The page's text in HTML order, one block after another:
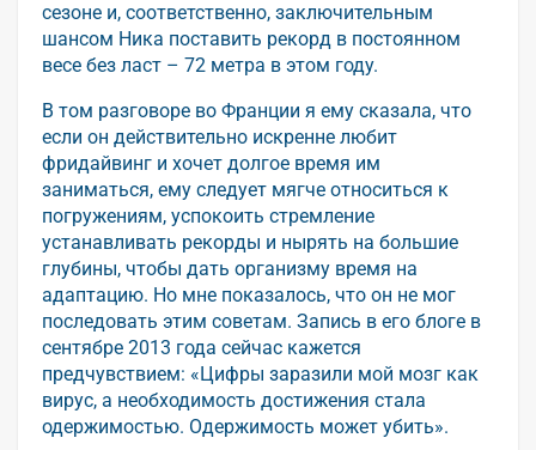
сезоне и, соответственно, заключительным
шансом Ника поставить рекорд в постоянном
весе без ласт – 72 метра в этом году.
В том разговоре во Франции я ему сказала, что
если он действительно искренне любит
фридайвинг и хочет долгое время им
заниматься, ему следует мягче относиться к
погружениям, успокоить стремление
устанавливать рекорды и нырять на большие
глубины, чтобы дать организму время на
адаптацию. Но мне показалось, что он не мог
последовать этим советам. Запись в его блоге в
сентябре 2013 года сейчас кажется
предчувствием: «Цифры заразили мой мозг как
вирус, а необходимость достижения стала
одержимостью. Одержимость может убить».